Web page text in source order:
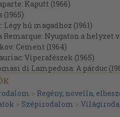
Kaputt (1966)
hű magadhoz (1961)
Nyugaton a helyzet
Cement (1964)
Viperafészek (1965)
di Lampedusa: A párduc
A csendes amerikai/
Jó széllel francia partra/A
Biliárd fél tízkor (1964)
Az alattvaló (1962)
> Regény, novella,
> Szépirodalom >